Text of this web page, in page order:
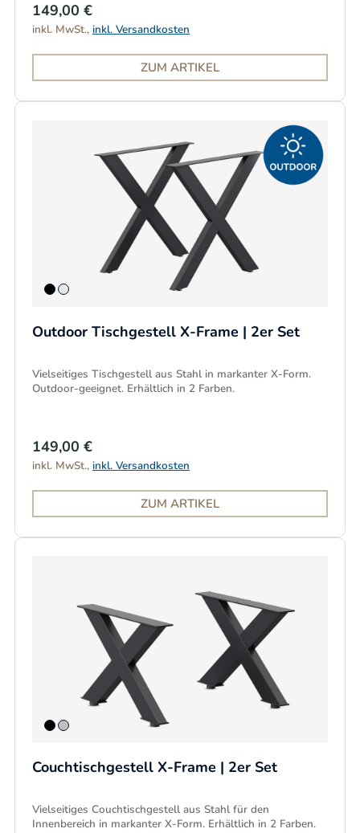
149,00 €
inkl. MwSt., inkl. Versandkosten
ZUM ARTIKEL
Outdoor Tischgestell X-Frame | 2er Set
Vielseitiges Tischgestell aus Stahl in markanter X-Form.
Outdoor-geeignet. Erhältlich in 2 Farben.
149,00 €
inkl. MwSt., inkl. Versandkosten
ZUM ARTIKEL
Couchtischgestell X-Frame | 2er Set
Vielseitiges Couchtischgestell aus Stahl für den
Innenbereich in markanter X-Form. Erhältlich in 2 Farben.